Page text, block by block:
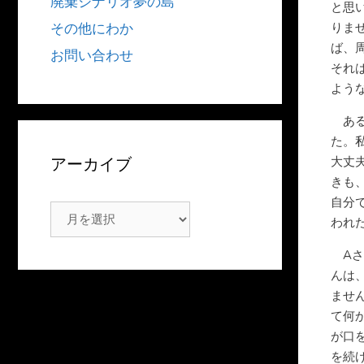
と思
りま
ば、
それ
よう
あ
た。
大丈
きも
自分
われ
Aさ
んは
ませ
て何
が口
を続
その他にわか
お問い合わせ
アーカイブ
ー